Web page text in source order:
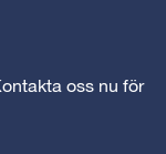
oss nu för